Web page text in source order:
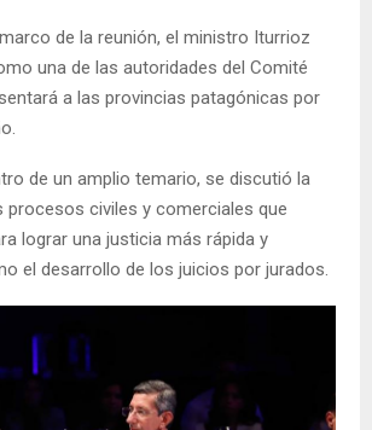
de la reunión, el ministro Iturrioz
una de las autoridades del Comité
a las provincias patagónicas por
de un amplio temario, se discutió la
procesos civiles y comerciales que
lograr una justicia más rápida y
el desarrollo de los juicios por jurados.